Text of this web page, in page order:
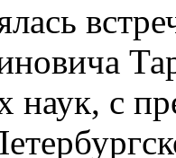
наук, с